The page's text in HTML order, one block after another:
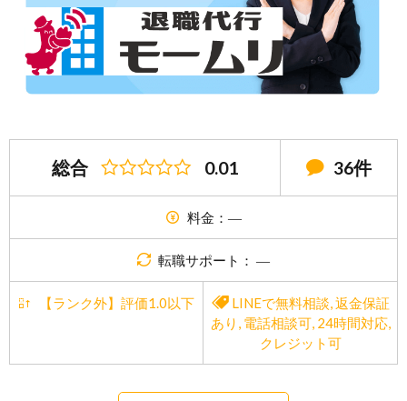
総合 0.01 36件
料金：―
転職サポート： ―
【ランク外】評価1.0以下 LINEで無料相談,返金保証
あり , 電話相談可, 24時間対応,
クレジット可